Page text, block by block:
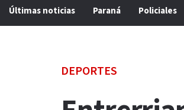
Últimas noticias Paraná Policiales
DEPORTES